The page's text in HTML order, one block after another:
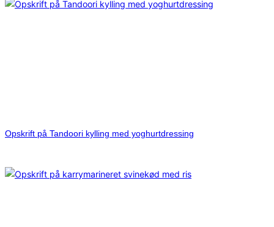
Opskrift på Tandoori kylling med yoghurtdressing